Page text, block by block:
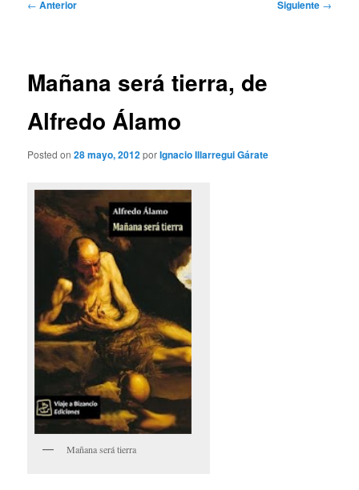
← Anterior Siguiente →
Mañana será tierra, de
Alfredo Álamo
Posted on28 mayo, 2012porIgnacio Illarregui Gárate
Mañana será tierra